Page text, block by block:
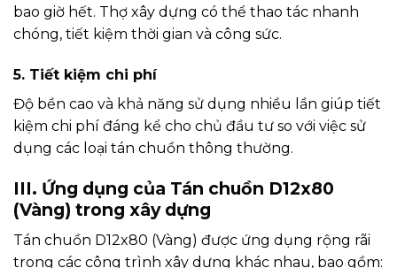
bao giờ hết. Thợ xây dựng có thể thao tác nhanh
chóng, tiết kiệm thời gian và công sức.
5. Tiết kiệm chi phí
Độ bền cao và khả năng sử dụng nhiều lần giúp tiết
kiệm chi phí đáng kể cho chủ đầu tư so với việc sử
dụng các loại tán chuồn thông thường.
III. Ứng dụng của Tán chuồn D12x80
(Vàng) trong xây dựng
Tán chuồn D12x80 (Vàng) được ứng dụng rộng rãi
trong các công trình xây dựng khác nhau, bao gồm: